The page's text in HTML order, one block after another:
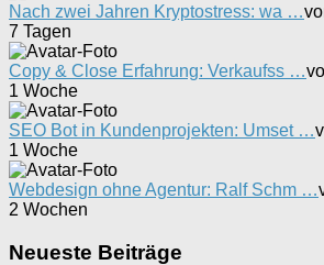
Nach zwei Jahren Kryptostress: wa …
7 Tagen
Copy & Close Erfahrung: Verkaufss …
1 Woche
SEO Bot in Kundenprojekten: Umset …
1 Woche
Webdesign ohne Agentur: Ralf Schm …
2 Wochen
Neueste Beiträge